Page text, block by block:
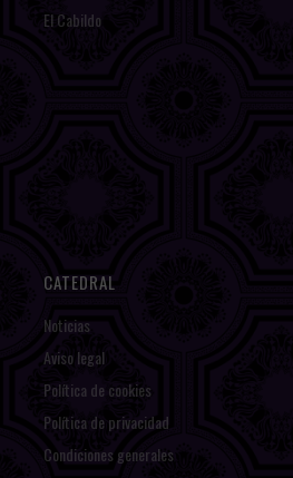
El Cabildo
CATEDRAL
Noticias
Aviso legal
Política de cookies
Política de privacidad
Condiciones generales